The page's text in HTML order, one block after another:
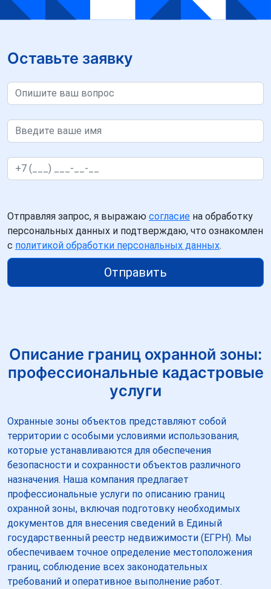
Оставьте заявку
Отправляя запрос, я выражаю согласие на обработку
персональных данных и подтверждаю, что ознакомлен
с политикой обработки персональных данных.
Отправить
Описание границ охранной зоны:
профессиональные кадастровые
услуги
Охранные зоны объектов представляют собой
территории с особыми условиями использования,
которые устанавливаются для обеспечения
безопасности и сохранности объектов различного
назначения. Наша компания предлагает
профессиональные услуги по описанию границ
охранной зоны, включая подготовку необходимых
документов для внесения сведений в Единый
государственный реестр недвижимости (ЕГРН). Мы
обеспечиваем точное определение местоположения
границ, соблюдение всех законодательных
требований и оперативное выполнение работ.